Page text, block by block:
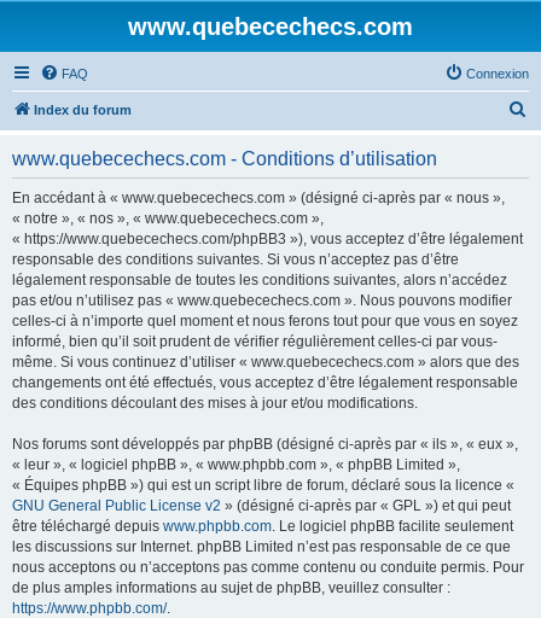
www.quebecechecs.com
FAQ Connexion
Index du forum
www.quebecechecs.com - Conditions d’utilisation
En accédant à « www.quebecechecs.com » (désigné ci-après par « nous »,
« notre », « nos », « www.quebecechecs.com »,
« https://www.quebecechecs.com/phpBB3 »), vous acceptez d’être légalement
responsable des conditions suivantes. Si vous n’acceptez pas d’être
légalement responsable de toutes les conditions suivantes, alors n’accédez
pas et/ou n’utilisez pas « www.quebecechecs.com ». Nous pouvons modifier
celles-ci à n’importe quel moment et nous ferons tout pour que vous en soyez
informé, bien qu’il soit prudent de vérifier régulièrement celles-ci par vous-
même. Si vous continuez d’utiliser « www.quebecechecs.com » alors que des
changements ont été effectués, vous acceptez d’être légalement responsable
des conditions découlant des mises à jour et/ou modifications.
Nos forums sont développés par phpBB (désigné ci-après par « ils », « eux »,
« leur », « logiciel phpBB », « www.phpbb.com », « phpBB Limited »,
« Équipes phpBB ») qui est un script libre de forum, déclaré sous la licence «
GNU General Public License v2 » (désigné ci-après par « GPL ») et qui peut
être téléchargé depuis www.phpbb.com. Le logiciel phpBB facilite seulement
les discussions sur Internet. phpBB Limited n’est pas responsable de ce que
nous acceptons ou n’acceptons pas comme contenu ou conduite permis. Pour
de plus amples informations au sujet de phpBB, veuillez consulter :
https://www.phpbb.com/.